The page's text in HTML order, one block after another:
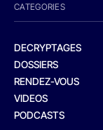
CATEGORIES
DECRYPTAGES
DOSSIERS
RENDEZ-VOUS
VIDEOS
PODCASTS